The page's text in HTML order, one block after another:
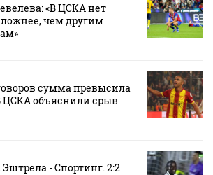
«В ЦСКА нет
чем другим
сумма превысила
ЦСКА объяснили срыв
- Спортинг. 2:2